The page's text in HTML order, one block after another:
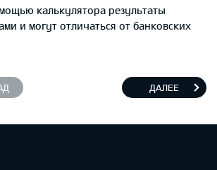
калькулятора результаты
и могут отличаться от банковских
ДАЛЕЕ